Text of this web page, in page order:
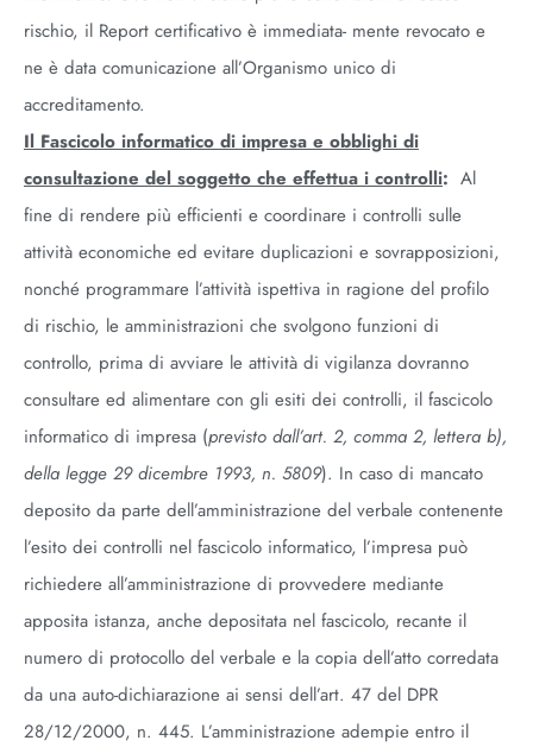
rischio, il Report certificativo è immediata- mente revocato e
ne è data comunicazione all’Organismo unico di
accreditamento.
Il Fascicolo informatico di impresa e obblighi di
consultazione del soggetto che effettua i controlli: Al
fine di rendere più efficienti e coordinare i controlli sulle
attività economiche ed evitare duplicazioni e sovrapposizioni,
nonché programmare l’attività ispettiva in ragione del profilo
di rischio, le amministrazioni che svolgono funzioni di
controllo, prima di avviare le attività di vigilanza dovranno
consultare ed alimentare con gli esiti dei controlli, il fascicolo
informatico di impresa (previsto dall’art. 2, comma 2, lettera b),
della legge 29 dicembre 1993, n. 5809). In caso di mancato
deposito da parte dell’amministrazione del verbale contenente
l’esito dei controlli nel fascicolo informatico, l’impresa può
richiedere all’amministrazione di provvedere mediante
apposita istanza, anche depositata nel fascicolo, recante il
numero di protocollo del verbale e la copia dell’atto corredata
da una auto-dichiarazione ai sensi dell’art. 47 del DPR
28/12/2000, n. 445. L’amministrazione adempie entro il